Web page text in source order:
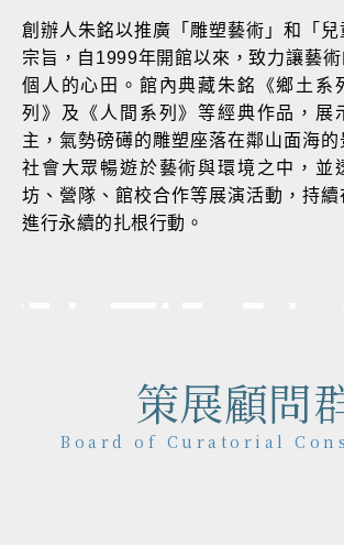
創辦人朱銘以推廣「雕塑藝術」和「兒
宗旨，自1999年開館以來，致力讓藝
個人的心田。館內典藏朱銘《鄉土系
列》及《人間系列》等經典作品，展
主，氣勢磅礡的雕塑座落在鄰山面海
社會大眾暢遊於藝術與環境之中，並
坊、營隊、館校合作等展演活動，持續
進行永續的扎根行動。
策展顧問
Board of Curatorial